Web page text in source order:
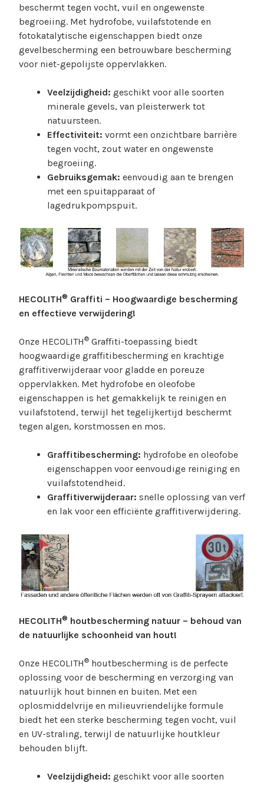
beschermt tegen vocht, vuil en ongewenste
begroeiing. Met hydrofobe, vuilafstotende en
fotokatalytische eigenschappen biedt onze
gevelbescherming een betrouwbare bescherming
voor niet-gepolijste oppervlakken.
Veelzijdigheid: geschikt voor alle soorten
minerale gevels, van pleisterwerk tot
natuursteen.
Effectiviteit: vormt een onzichtbare barrière
tegen vocht, zout water en ongewenste
begroeiing.
Gebruiksgemak: eenvoudig aan te brengen
met een spuitapparaat of
lagedrukpompspuit.
HECOLITH® Graffiti – Hoogwaardige bescherming
en effectieve verwijdering!
Onze HECOLITH® Graffiti-toepassing biedt
hoogwaardige graffitibescherming en krachtige
graffitiverwijderaar voor gladde en poreuze
oppervlakken. Met hydrofobe en oleofobe
eigenschappen is het gemakkelijk te reinigen en
vuilafstotend, terwijl het tegelijkertijd beschermt
tegen algen, korstmossen en mos.
Graffitibescherming: hydrofobe en oleofobe
eigenschappen voor eenvoudige reiniging en
vuilafstotendheid.
Graffitiverwijderaar: snelle oplossing van verf
en lak voor een efficiënte graffitiverwijdering.
HECOLITH® houtbescherming natuur – behoud van
de natuurlijke schoonheid van hout!
Onze HECOLITH® houtbescherming is de perfecte
oplossing voor de bescherming en verzorging van
natuurlijk hout binnen en buiten. Met een
oplosmiddelvrije en milieuvriendelijke formule
biedt het een sterke bescherming tegen vocht, vuil
en UV-straling, terwijl de natuurlijke houtkleur
behouden blijft.
Veelzijdigheid: geschikt voor alle soorten